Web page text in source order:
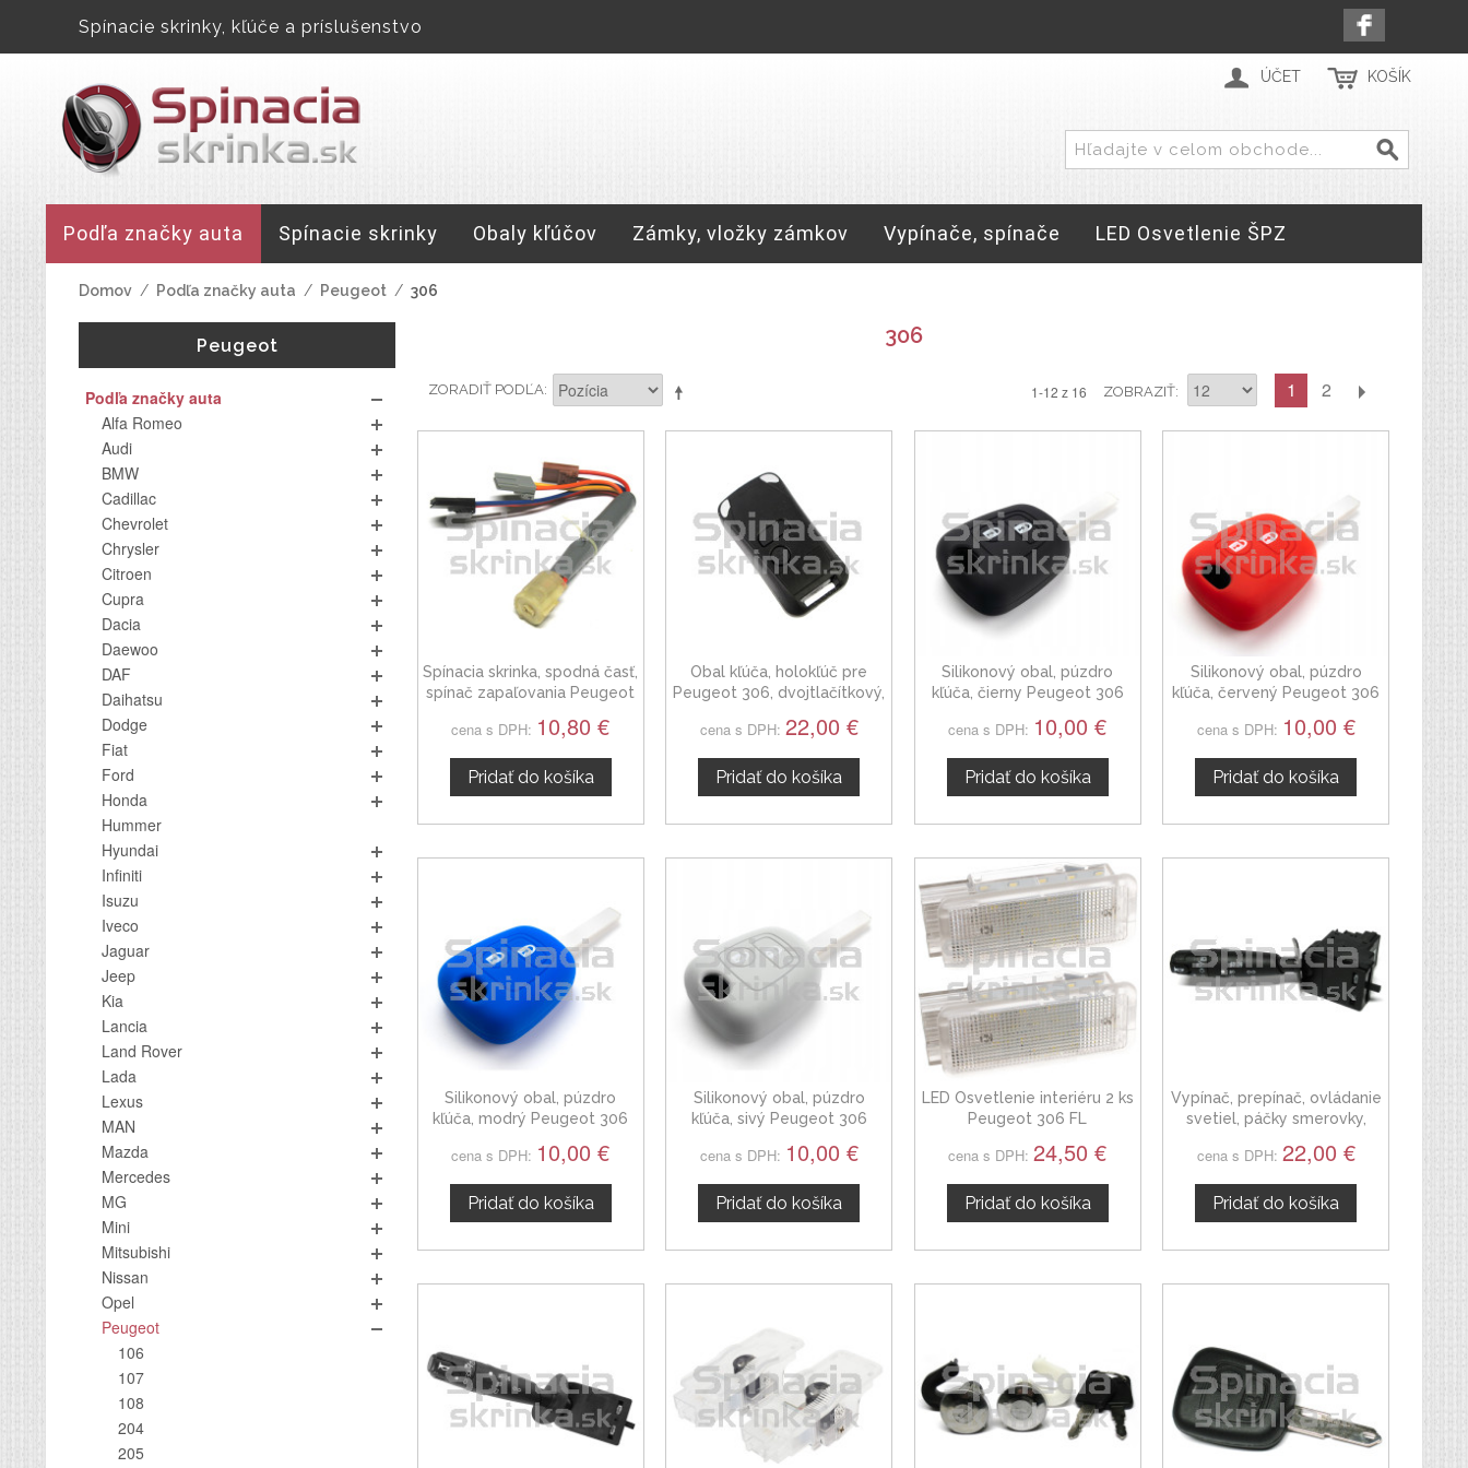
Spínacie skrinky, kľúče a príslušenstvo
ÚČET KOŠÍK
Podľa značky auta Spínacie skrinky Obaly kľúčov Zámky, vložky zámkov Vypínače, spínače LED Osvetlenie ŠPZ
Domov / Podľa značky auta / Peugeot / 306
306
ZORADIŤ PODĽA 1-12 z 16 ZOBRAZIŤ 1 2
Spínacia skrinka, spodná časť,
spínač zapaľovania Peugeot
cena s DPH: 10,80 €
Pridať do košíka
Obal kľúča, holokľúč pre
Peugeot 306, dvojtlačítkový,
cena s DPH: 22,00 €
Pridať do košíka
Silikonový obal, púzdro
kľúča, čierny Peugeot 306
cena s DPH: 10,00 €
Pridať do košíka
Silikonový obal, púzdro
kľúča, červený Peugeot 306
cena s DPH: 10,00 €
Pridať do košíka
Silikonový obal, púzdro
kľúča, modrý Peugeot 306
cena s DPH: 10,00 €
Pridať do košíka
Silikonový obal, púzdro
kľúča, sivý Peugeot 306
cena s DPH: 10,00 €
Pridať do košíka
LED Osvetlenie interiéru 2 ks
Peugeot 306 FL
cena s DPH: 24,50 €
Pridať do košíka
Vypínač, prepínač, ovládanie
svetiel, páčky smerovky,
hmloviek Peugeot 306
cena s DPH: 22,00 €
Pridať do košíka
Peugeot
Podľa značky auta
Alfa Romeo
Audi
BMW
Cadillac
Chevrolet
Chrysler
Citroen
Cupra
Dacia
Daewoo
DAF
Daihatsu
Dodge
Fiat
Ford
Honda
Hummer
Hyundai
Infiniti
Isuzu
Iveco
Jaguar
Jeep
Kia
Lancia
Land Rover
Lada
Lexus
MAN
Mazda
Mercedes
MG
Mini
Mitsubishi
Nissan
Opel
Peugeot
106
107
108
204
205